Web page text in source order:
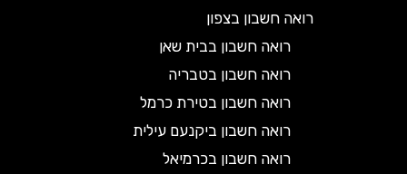
רואה חשבון בצפון
רואה חשבון בבית שאן
רואה חשבון בטבריה
רואה חשבון בטירת כרמל
רואה חשבון ביקנעם עילית
רואה חשבון בכרמיאל